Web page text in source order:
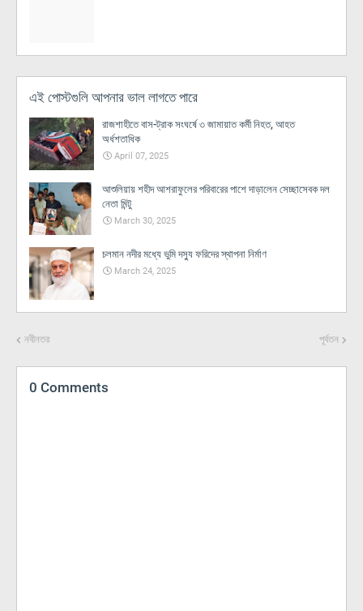
এই পোস্টগুলি আপনার ভাল লাগতে পারে
রাজশাহীতে বাস-ট্রাক সংঘর্ষে ৩ জামায়াত কর্মী নিহত, আহত
অর্ধশতাধিক
April 07, 2025
আশুলিয়ায় শহীদ আশরাফুলের পরিবারের পাশে দাড়ালেন সেচ্ছাসেবক দল
নেতা মিন্টু
March 30, 2025
চলমান নদীর মধ্যে ভুমি দস্যু ফরিদের স্থাপনা নির্মাণ
March 24, 2025
নবীনতর পূর্বতন
0 Comments